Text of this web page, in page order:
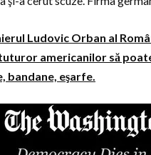
Ludovic Orban al
americanilor să
bandane, eşarfe.